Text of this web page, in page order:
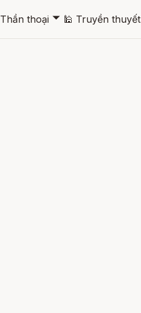
Thần thoại 🞃 🕌 Truyền thuyết